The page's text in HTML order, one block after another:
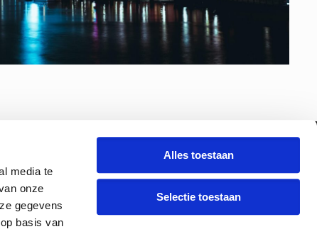
media te
onze
gegevens
basis van
Alles toestaan
Selectie toestaan